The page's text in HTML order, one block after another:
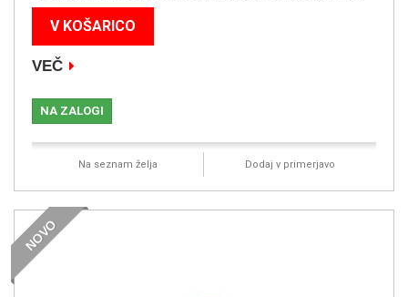
V KOŠARICO
VEČ
NA ZALOGI
Na seznam želja Dodaj v primerjavo
NOVO